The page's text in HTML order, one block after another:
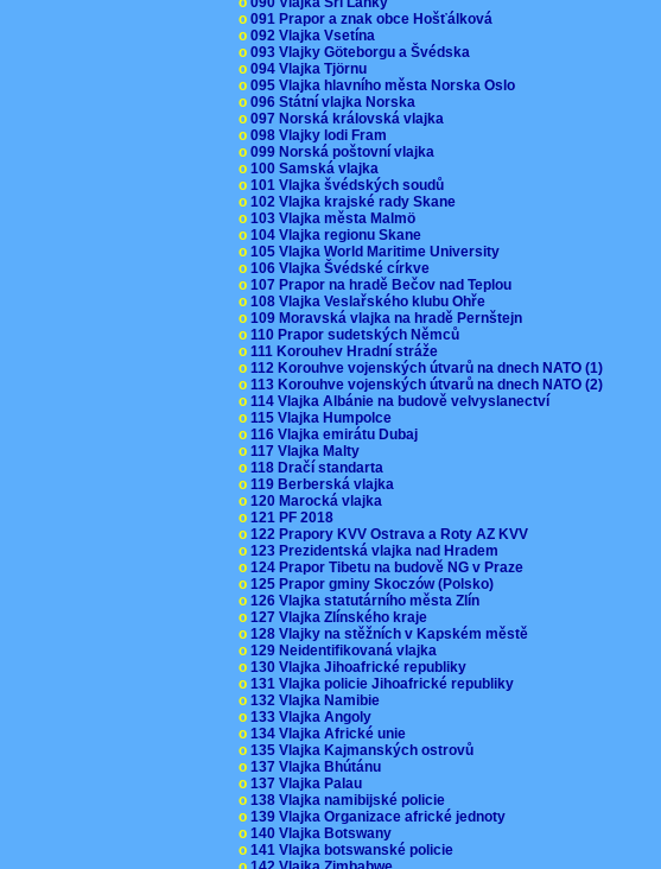
o 091 Prapor a znak obce Hošťálková
o 092 Vlajka Vsetína
o 093 Vlajky Göteborgu a Švédska
o 094 Vlajka Tjörnu
o 095 Vlajka hlavního města Norska Oslo
o 096 Státní vlajka Norska
o 097 Norská královská vlajka
o 098 Vlajky lodi Fram
o 099 Norská poštovní vlajka
o 100 Samská vlajka
o 101 Vlajka švédských soudů
o 102 Vlajka krajské rady Skane
o 103 Vlajka města Malmö
o 104 Vlajka regionu Skane
o 105 Vlajka World Maritime University
o 106 Vlajka Švédské církve
o 107 Prapor na hradě Bečov nad Teplou
o 108 Vlajka Veslařského klubu Ohře
o 109 Moravská vlajka na hradě Pernštejn
o 110 Prapor sudetských Němců
o 111 Korouhev Hradní stráže
o 112 Korouhve vojenských útvarů na dnech NATO (1)
o 113 Korouhve vojenských útvarů na dnech NATO (2)
o 114 Vlajka Albánie na budově velvyslanectví
o 115 Vlajka Humpolce
o 116 Vlajka emirátu Dubaj
o 117 Vlajka Malty
o 118 Dračí standarta
o 119 Berberská vlajka
o 120 Marocká vlajka
o 121 PF 2018
o 122 Prapory KVV Ostrava a Roty AZ KVV
o 123 Prezidentská vlajka nad Hradem
o 124 Prapor Tibetu na budově NG v Praze
o 125 Prapor gminy Skoczów (Polsko)
o 126 Vlajka statutárního města Zlín
o 127 Vlajka Zlínského kraje
o 128 Vlajky na stěžních v Kapském městě
o 129 Neidentifikovaná vlajka
o 130 Vlajka Jihoafrické republiky
o 131 Vlajka policie Jihoafrické republiky
o 132 Vlajka Namibie
o 133 Vlajka Angoly
o 134 Vlajka Africké unie
o 135 Vlajka Kajmanských ostrovů
o 137 Vlajka Bhútánu
o 137 Vlajka Palau
o 138 Vlajka namibijské policie
o 139 Vlajka Organizace africké jednoty
o 140 Vlajka Botswany
o 141 Vlajka botswanské policie